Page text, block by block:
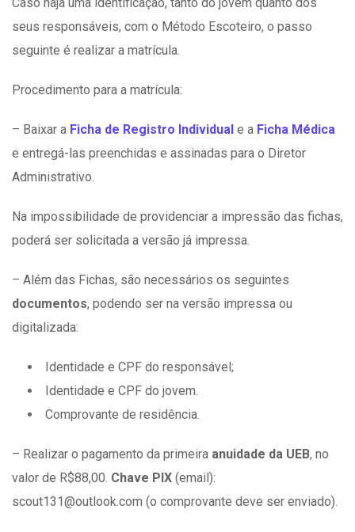
seus responsáveis, com o Método Escoteiro, o passo
seguinte é realizar a matrícula.
Procedimento para a matrícula:
– Baixar a Ficha de Registro Individual e a Ficha Médica
e entregá-las preenchidas e assinadas para o Diretor
Administrativo.
Na impossibilidade de providenciar a impressão das fichas,
poderá ser solicitada a versão já impressa.
– Além das Fichas, são necessários os seguintes
documentos, podendo ser na versão impressa ou
digitalizada:
Identidade e CPF do responsável;
Identidade e CPF do jovem.
Comprovante de residência.
– Realizar o pagamento da primeira anuidade da UEB, no
valor de R$88,00. Chave PIX (email):
scout131@outlook.com (o comprovante deve ser enviado).